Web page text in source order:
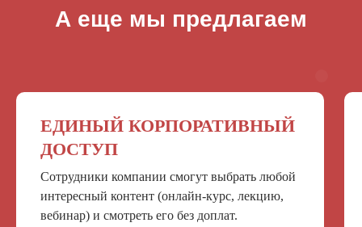
А еще мы предлагаем
ЕДИНЫЙ КОРПОРАТИВНЫЙ
ДОСТУП
Сотрудники компании смогут выбрать любой
интересный контент (онлайн-курс, лекцию,
вебинар) и смотреть его без доплат.